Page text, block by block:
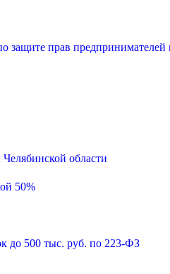
защите прав предпринимателей
области
50%
до 500 тыс. руб. по 223-ФЗ